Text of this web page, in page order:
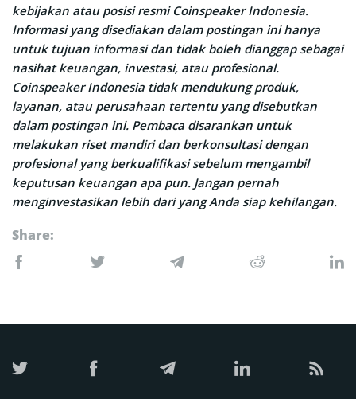
kebijakan atau posisi resmi Coinspeaker Indonesia.
Informasi yang disediakan dalam postingan ini hanya
untuk tujuan informasi dan tidak boleh dianggap sebagai
nasihat keuangan, investasi, atau profesional.
Coinspeaker Indonesia tidak mendukung produk,
layanan, atau perusahaan tertentu yang disebutkan
dalam postingan ini. Pembaca disarankan untuk
melakukan riset mandiri dan berkonsultasi dengan
profesional yang berkualifikasi sebelum mengambil
keputusan keuangan apa pun. Jangan pernah
menginvestasikan lebih dari yang Anda siap kehilangan.
Share: